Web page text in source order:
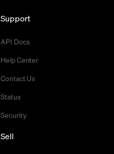
Support
API Docs
Help Center
Contact Us
Status
Security
Sell